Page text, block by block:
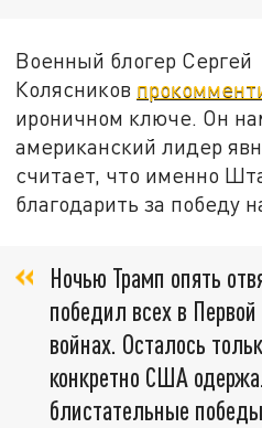
Военный блогер Сергей
Колясников
ироничном ключе. Он
американский лидер
считает, что именно
благодарить за победу
Ночью Трамп опять
победил всех в
войнах. Осталось
конкретно США
блистательные